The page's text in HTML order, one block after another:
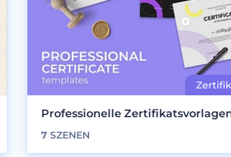
Professionelle
7 SZENEN